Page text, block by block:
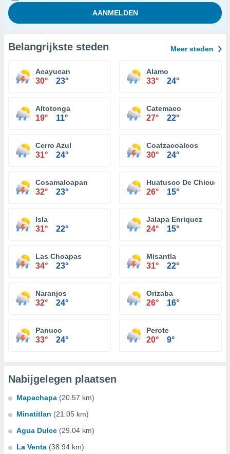
Belangrijkste steden Meer steden
Acayucan
30° 23°
Alamo
33° 24°
Altotonga
19° 11°
Catemaco
27° 22°
Cerro Azul
31° 24°
Coatzacoalcos
30° 24°
Cosamaloapan
32° 23°
Huatusco De Chicuellar
26° 15°
Isla
31° 22°
Jalapa Enriquez
24° 15°
Las Choapas
34° 23°
Misantla
31° 22°
Naranjos
32° 24°
Orizaba
26° 16°
Panuco
33° 24°
Perote
20° 9°
Nabijgelegen plaatsen
Mapachapa (20.57 km)
Minatitlan (21.05 km)
Agua Dulce (29.04 km)
La Venta (38.94 km)